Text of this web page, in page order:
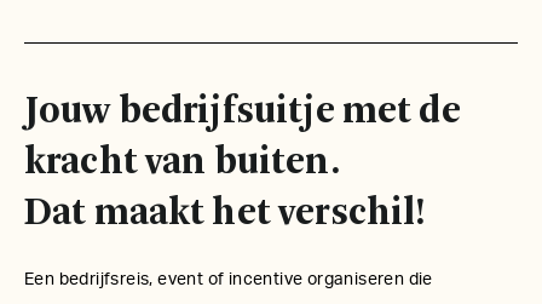
Jouw bedrijfsuitje met de
kracht van buiten.
Dat maakt het verschil!
Een bedrijfsreis, event of incentive organiseren die